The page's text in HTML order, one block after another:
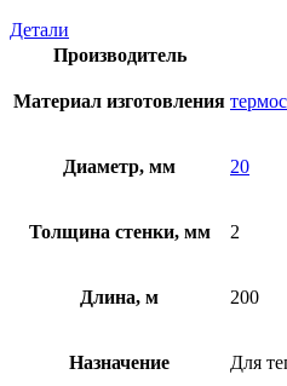
Детали
Производитель
Материал изготовления
Диаметр, мм 20
Толщина стенки, мм 2
Длина, м 200
Назначение Для